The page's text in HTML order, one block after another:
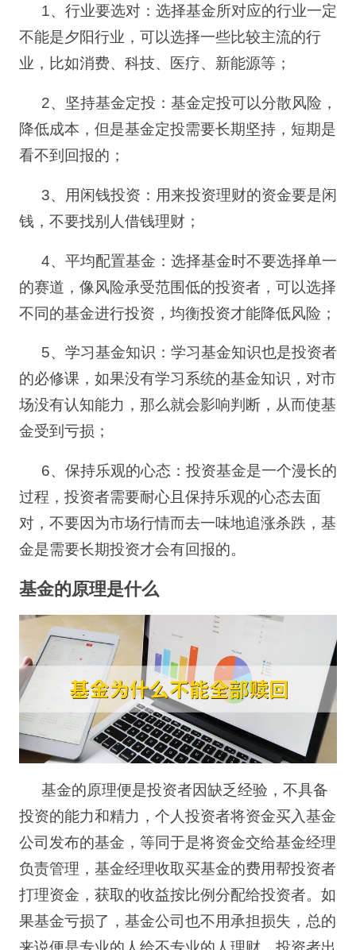
1、行业要选对：选择基金所对应的行业一定
不能是夕阳行业，可以选择一些比较主流的行
业，比如消费、科技、医疗、新能源等；
2、坚持基金定投：基金定投可以分散风险，
降低成本，但是基金定投需要长期坚持，短期是
看不到回报的；
3、用闲钱投资：用来投资理财的资金要是闲
钱，不要找别人借钱理财；
4、平均配置基金：选择基金时不要选择单一
的赛道，像风险承受范围低的投资者，可以选择
不同的基金进行投资，均衡投资才能降低风险 ；
5、学习基金知识：学习基金知识也是投资者
的必修课，如果没有学习系统的基金知识，对市
场没有认知能力，那么就会影响判断，从而使基
金受到亏损；
6、保持乐观的心态：投资基金是一个漫长的
过程，投资者需要耐心且保持乐观的心态去面
对，不要因为市场行情而去一味地追涨杀跌，基
金是需要长期投资才会有回报的。
基金的原理是什么
基金的原理便是投资者因缺乏经验，不具备
投资的能力和精力，个人投资者将资金买入基金
公司发布的基金，等同于是将资金交给基金经理
负责管理，基金经理收取买基金的费用帮投资者
打理资金，获取的收益按比例分配给投资者。如
果基金亏损了，基金公司也不用承担损失，总的